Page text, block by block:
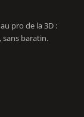
pro de la 3D :
sans baratin.